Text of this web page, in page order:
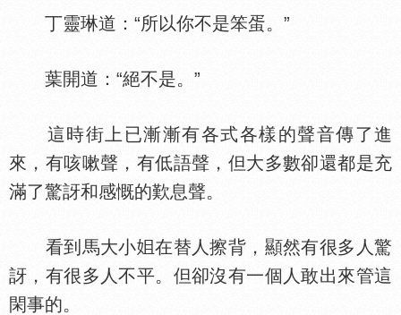
丁靈琳道：“所以你不是笨蛋。”
葉開道：“絕不是。”
這時街上已漸漸有各式各樣的聲音傳了進
來，有咳嗽聲，有低語聲，但大多數卻還都是充
滿了驚訝和感慨的歎息聲。
看到馬大小
在替人擦背，顯然有很多人驚
訝，有很多人不平。但卻沒有一個人敢出來管這
閑事的。